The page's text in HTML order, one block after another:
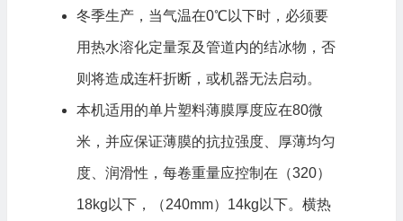
冬季生产，当气温在0℃以下时，必须要
用热水溶化定量泵及管道内的结冰物，否
则将造成连杆折断，或机器无法启动。
本机适用的单片塑料薄膜厚度应在80微
米，并应保证薄膜的抗拉强度、厚薄均匀
度、润滑性，每卷重量应控制在（320）
18kg以下，（240mm）14kg以下。横热